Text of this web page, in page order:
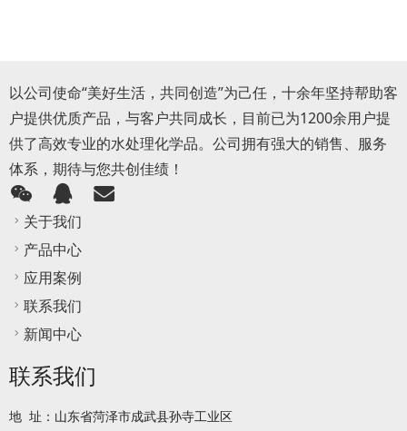
以公司使命“美好生活，共同创造”为己任，十余年坚持帮助客
户提供优质产品，与客户共同成长，目前已为1200余用户提
供了高效专业的水处理化学品。公司拥有强大的销售、服务
体系，期待与您共创佳绩！
关于我们
产品中心
应用案例
联系我们
新闻中心
联系我们
地 址：山东省菏泽市成武县孙寺工业区